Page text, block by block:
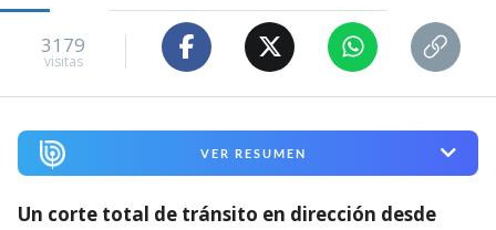
3179
visitas
VER RESUMEN
Un corte total de tránsito en dirección desde